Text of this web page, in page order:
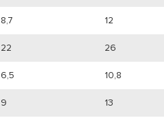
8,7 12
22 26
6,5 10,8
9 13